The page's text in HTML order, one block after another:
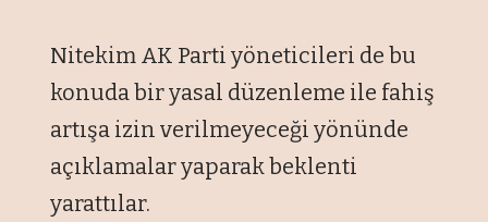
Nitekim AK Parti yöneticileri de bu
konuda bir yasal düzenleme ile fahiş
artışa izin verilmeyeceği yönünde
açıklamalar yaparak beklenti
yarattılar.